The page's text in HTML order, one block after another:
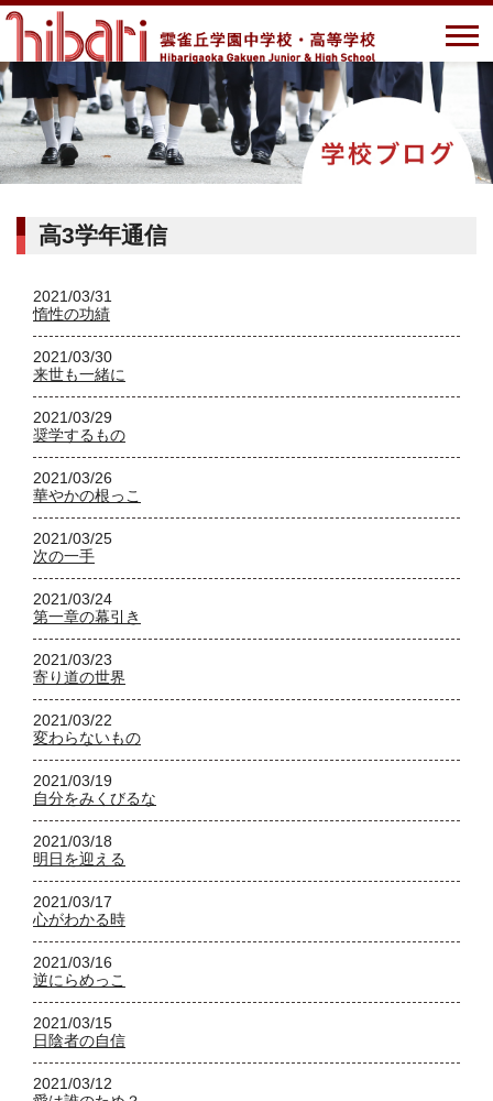
高3学年通信
2021/03/31
惰性の功績
2021/03/30
来世も一緒に
2021/03/29
奨学するもの
2021/03/26
華やかの根っこ
2021/03/25
次の一手
2021/03/24
第一章の幕引き
2021/03/23
寄り道の世界
2021/03/22
変わらないもの
2021/03/19
自分をみくびるな
2021/03/18
明日を迎える
2021/03/17
心がわかる時
2021/03/16
逆にらめっこ
2021/03/15
日陰者の自信
2021/03/12